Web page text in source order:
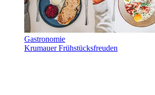
Gastronomie
Krumauer Frühstücksfreuden